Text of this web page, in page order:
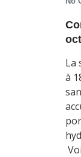
La
à